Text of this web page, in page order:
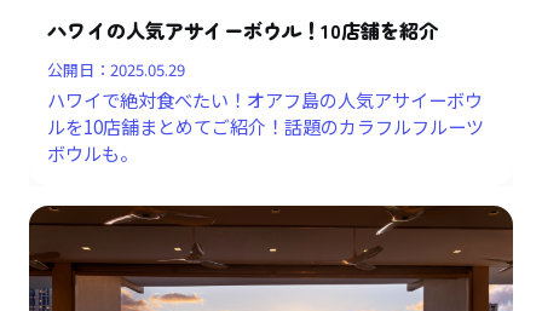
ハワイの人気アサイーボウル！10店舗を紹介
公開日：2025.05.29
ハワイで絶対食べたい！オアフ島の人気アサイーボウ
ルを10店舗まとめてご紹介！話題のカラフルフルーツ
ボウルも。